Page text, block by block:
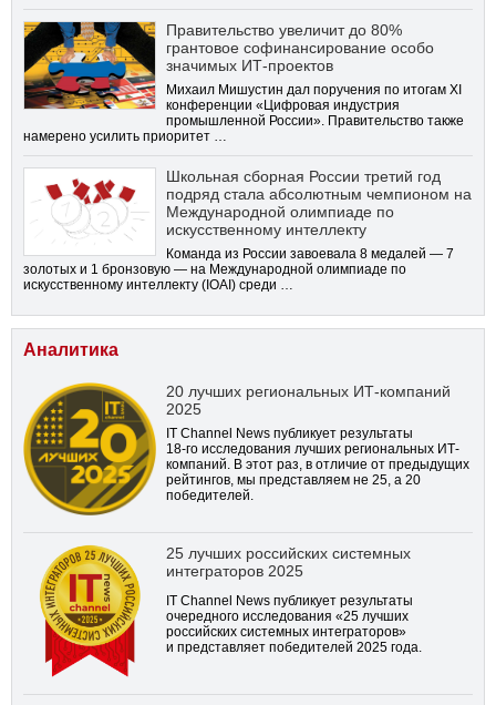
Правительство увеличит до 80%
грантовое софинансирование особо
значимых ИТ-проектов
Михаил Мишустин дал поручения по итогам XI
конференции «Цифровая индустрия
промышленной России». Правительство также
намерено усилить приоритет …
Школьная сборная России третий год
подряд стала абсолютным чемпионом на
Международной олимпиаде по
искусственному интеллекту
Команда из России завоевала 8 медалей — 7
золотых и 1 бронзовую — на Международной олимпиаде по
искусственному интеллекту (IOAI) среди …
Аналитика
20 лучших региональных ИТ-компаний
2025
IT Channel News публикует результаты
18-го исследования лучших региональных ИТ-
компаний. В этот раз, в отличие от предыдущих
рейтингов, мы представляем не 25, а 20
победителей.
25 лучших российских системных
интеграторов 2025
IT Channel News публикует результаты
очередного исследования «25 лучших
российских системных интеграторов»
и представляет победителей 2025 года.